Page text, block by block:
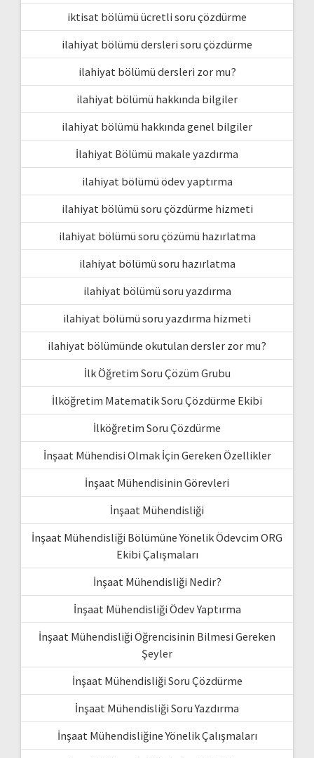
iktisat bölümü ücretli soru çözdürme
ilahiyat bölümü dersleri soru çözdürme
ilahiyat bölümü dersleri zor mu?
ilahiyat bölümü hakkında bilgiler
ilahiyat bölümü hakkında genel bilgiler
İlahiyat Bölümü makale yazdırma
ilahiyat bölümü ödev yaptırma
ilahiyat bölümü soru çözdürme hizmeti
ilahiyat bölümü soru çözümü hazırlatma
ilahiyat bölümü soru hazırlatma
ilahiyat bölümü soru yazdırma
ilahiyat bölümü soru yazdırma hizmeti
ilahiyat bölümünde okutulan dersler zor mu?
İlk Öğretim Soru Çözüm Grubu
İlköğretim Matematik Soru Çözdürme Ekibi
İlköğretim Soru Çözdürme
İnşaat Mühendisi Olmak İçin Gereken Özellikler
İnşaat Mühendisinin Görevleri
İnşaat Mühendisliği
İnşaat Mühendisliği Bölümüne Yönelik Ödevcim ORG
Ekibi Çalışmaları
İnşaat Mühendisliği Nedir?
İnşaat Mühendisliği Ödev Yaptırma
İnşaat Mühendisliği Öğrencisinin Bilmesi Gereken
Şeyler
İnşaat Mühendisliği Soru Çözdürme
İnşaat Mühendisliği Soru Yazdırma
İnşaat Mühendisliğine Yönelik Çalışmaları